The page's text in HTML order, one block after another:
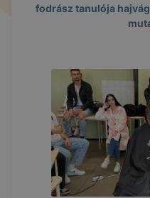
fodrász tanulója